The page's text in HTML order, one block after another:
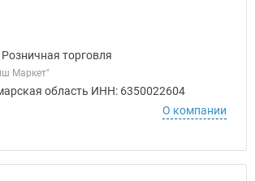
торговля
Маркет"
область ИНН: 6350022604
О компании